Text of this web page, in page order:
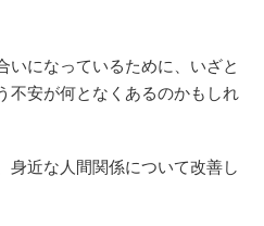
いになっているために、いざと
不安が何となくあるのかもしれ
身近な人間関係について改善し